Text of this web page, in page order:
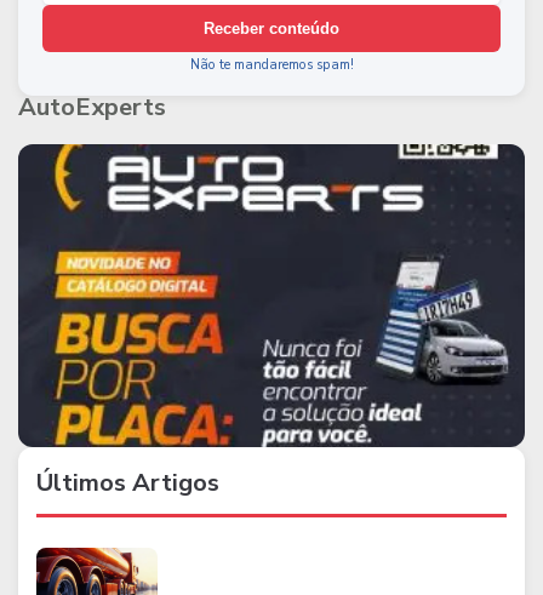
Receber conteúdo
Não te mandaremos spam!
AutoExperts
Últimos Artigos